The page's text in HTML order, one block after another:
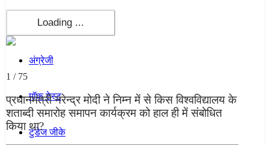
कंप्यूटर
अंग्रेजी
मॉक टेस्ट
टुडेज जीके
1 / 75
प्रधानमंत्री नरेन्‍द्र मोदी ने निम्न में से किस विश्‍वविद्यालय के
शताब्‍दी समारोह समापन कार्यक्रम को हाल ही में संबोधित
किया था?